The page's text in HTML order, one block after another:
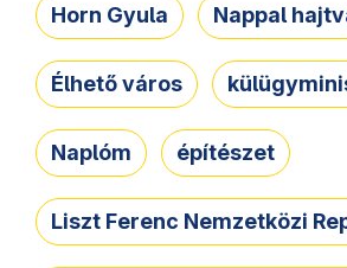
Horn Gyula Nappal
Élhető város
Naplóm építészet
Liszt Ferenc Nemzetközi